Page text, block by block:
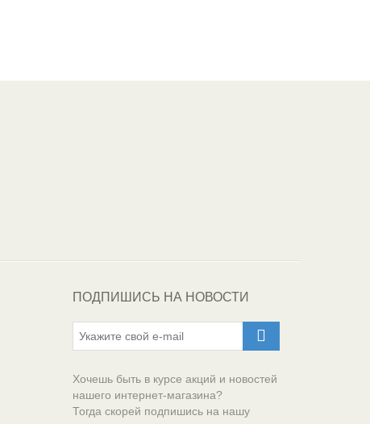
ПОДПИШИСЬ НА НОВОСТИ
Хочешь быть в курсе акций и новостей
нашего интернет-магазина?
Тогда скорей подпишись на нашу